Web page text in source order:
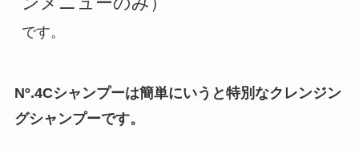
です。
Nº.4Cシャンプーは簡単にいうと特別なクレンジン
グシャンプーです。